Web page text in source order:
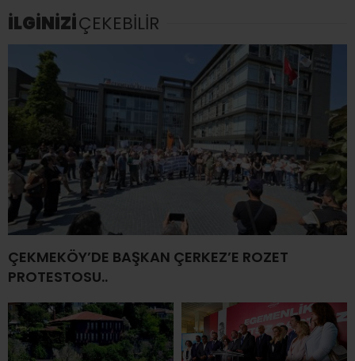
İLGİNİZİÇEKEBİLİR
ÇEKMEKÖY’DE BAŞKAN ÇERKEZ’E ROZET
PROTESTOSU..